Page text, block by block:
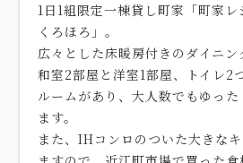
1日1組限定一棟貸し町家「町家
くろほろ」。
広々とした床暖房付きのダイニン
和室2部屋と洋室1部屋、トイレ2
ルームがあり、大人数でもゆっ
ます。
また、IHコンロのついた大きな